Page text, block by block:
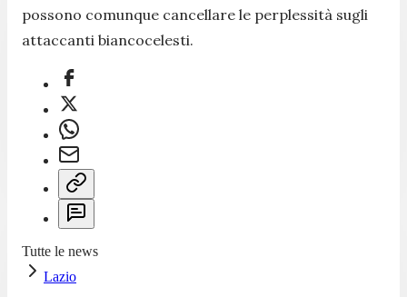
possono comunque cancellare le perplessità sugli
attaccanti biancocelesti.
Tutte le news
Lazio